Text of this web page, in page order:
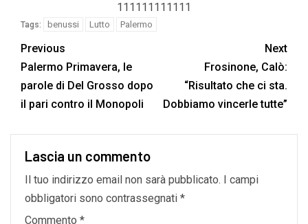
111111111111
Tags: benussi Lutto Palermo
Previous
Palermo Primavera, le
parole di Del Grosso dopo
il pari contro il Monopoli
Next
Frosinone, Calò:
“Risultato che ci sta.
Dobbiamo vincerle tutte”
Lascia un commento
Il tuo indirizzo email non sarà pubblicato.
I campi
obbligatori sono contrassegnati *
Commento *